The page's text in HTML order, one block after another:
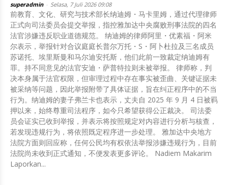
superadmin Selasa, 7 Juli 2026 09:08
前教育、文化、研究与技术部长纳迪姆・马卡里姆，通过代理律师
正式向司法委员会提交举报，指控雅加达中央腐败刑事法院的四名
法官涉嫌违反职业道德规范。 纳迪姆的律师阿里・优素福・阿米
尔表示，举报针对合议庭庭长普尔万托・S・阿卜杜拉及三名成员
苏诺托、埃里斯曼和马尔迪安托斯，他们此前一致裁定纳迪姆有
罪。持不同意见的法官安迪・萨普特拉则未被举报。 律师称，判
决本身属于法官权限，但审理过程中存在事实被歪曲、关键证据未
被采纳等问题，因此举报附带了具体证据，旨在纠正程序中的不当
行为。纳迪姆的妻子弗兰卡也表示，丈夫自 2025 年 9 月 4 日被羁
押以来，始终尊重司法程序，如今只希望获得公正裁决。 司法委
员会证实已收到举报，并表示将按照规定对内容进行分析与核查，
若发现违规行为，将依照既定程序进一步处理。 雅加达中央地方
法院方面则回应称，任何公民均有权依法举报涉嫌违规行为，目前
法院尚未收到正式通知，不便发表更多评论。 Nadiem Makarim
Laporkan...